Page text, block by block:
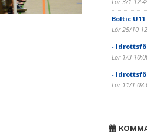
Boltic U11
Lör 25/10
-
Lör 1/3
-
Lör 11/1